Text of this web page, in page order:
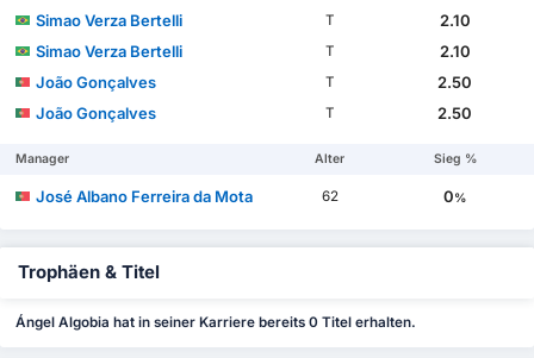
Simao Verza Bertelli
T
2.10
Simao Verza Bertelli
T
2.10
João Gonçalves
T
2.50
João Gonçalves
T 2.50
Manager Alter Sieg %
José Albano Ferreira da Mota 62 0%
Trophäen & Titel
Ángel Algobia hat in seiner Karriere bereits 0 Titel erhalten.